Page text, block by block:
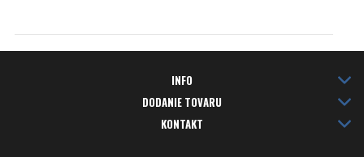
INFO
DODANIE TOVARU
KONTAKT